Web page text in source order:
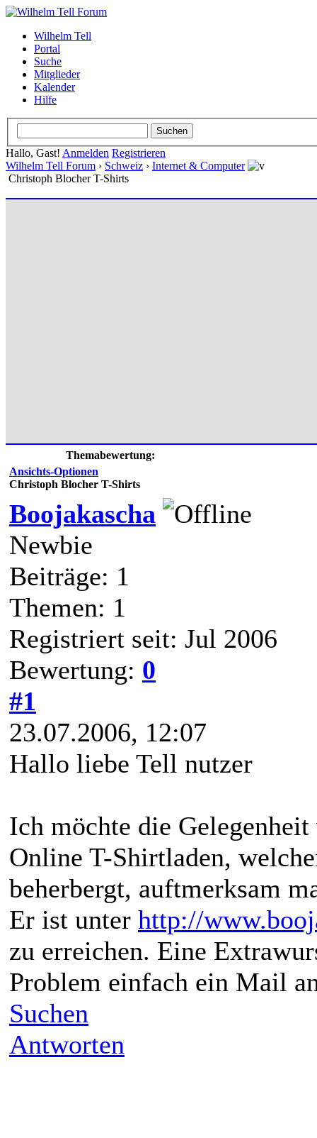
Wilhelm Tell
Portal
Suche
Mitglieder
Kalender
Hilfe
Hallo, Gast! Anmelden Registrieren
Wilhelm Tell Forum › Schweiz › Internet & Computer
Christoph Blocher T-Shirts
Themabewertung:
Ansichts-Optionen
Christoph Blocher T-Shirts
Boojakascha
Newbie
Beiträge: 1
Themen: 1
Registriert seit: Jul 2006
Bewertung: 0
#1
23.07.2006, 12:07
Hallo liebe Tell nutzer
Ich möchte die
Online T-Shirtladen,
beherbergt, auftmerksam
Er ist unter http://
zu erreichen. Eine
Problem einfach ein Mail
Suchen
Antworten